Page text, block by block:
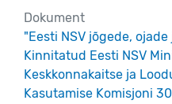
Dokument
"Eesti NSV jõgede,
Kinnitatud Eesti NSV
Keskkonnakaitse ja
Kasutamise Komisjoni